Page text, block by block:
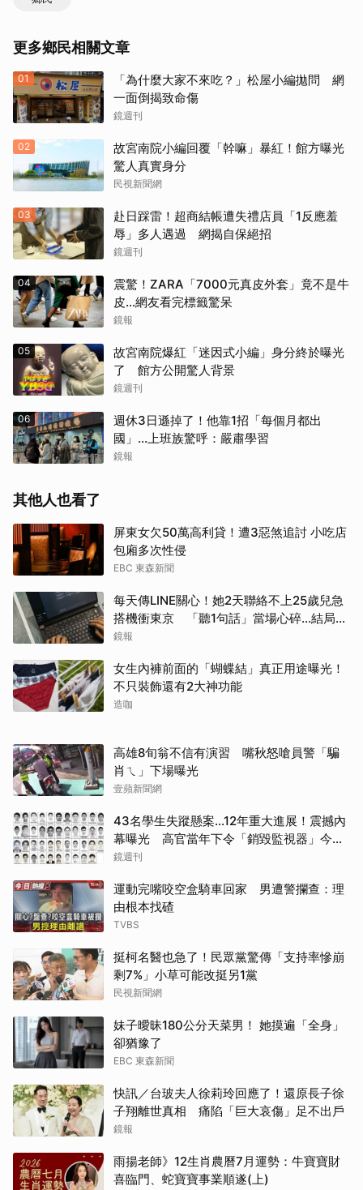
更多鄉民相關文章
01
「為什麼大家不來吃？」松屋小編拋問 網
一面倒揭致命傷
鏡週刊
02
故宮南院小編回覆「幹嘛」暴紅！館方曝光
驚人真實身分
民視新聞網
03
赴日踩雷！超商結帳遭失禮店員「1反應羞
辱」多人遇過 網揭自保絕招
鏡週刊
04
震驚！ZARA「7000元真皮外套」竟不是牛
皮...網友看完標籤驚呆
鏡報
05
故宮南院爆紅「迷因式小編」身分終於曝光
了 館方公開驚人背景
鏡週刊
06
週休3日遜掉了！他靠1招「每個月都出
國」...上班族驚呼：嚴肅學習
鏡報
其他人也看了
屏東女欠50萬高利貸！遭3惡煞追討 小吃店
包廂多次性侵
EBC 東森新聞
每天傳LINE關心！她2天聯絡不上25歲兒急
搭機衝東京 「聽1句話」當場心碎...結局看
哭網
鏡報
女生內褲前面的「蝴蝶結」真正用途曝光！
不只裝飾還有2大神功能
造咖
高雄8旬翁不信有演習 嘴秋怒嗆員警「騙
肖ㄟ」下場曝光
壹蘋新聞網
43名學生失蹤懸案...12年重大進展！震撼內
幕曝光 高官當年下令「銷毀監視器」今遭
逮
鏡週刊
運動完嘴咬空盒騎車回家 男遭警攔查：理
由根本找碴
TVBS
挺柯名醫也急了！民眾黨驚傳「支持率慘崩
剩7%」小草可能改挺另1黨
民視新聞網
妹子曖昧180公分天菜男！ 她摸遍「全身」
卻猶豫了
EBC 東森新聞
快訊／台玻夫人徐莉玲回應了！還原長子徐
子翔離世真相 痛陷「巨大哀傷」足不出戶
鏡報
雨揚老師》12生肖農曆7月運勢：牛寶寶財
喜臨門、蛇寶寶事業順遂(上)